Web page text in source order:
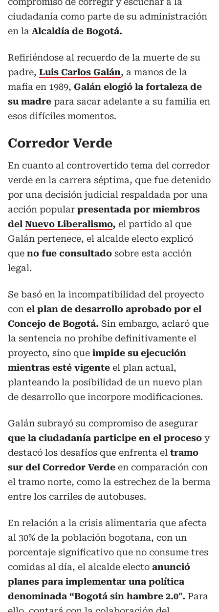
ciudadanía como parte de su administración
en la Alcaldía de Bogotá.
Refiriéndose al recuerdo de la muerte de su
padre, Luis Carlos Galán, a manos de la
mafia en 1989, Galán elogió la fortaleza de
su madre para sacar adelante a su familia en
esos difíciles momentos.
Corredor Verde
En cuanto al controvertido tema del corredor
verde en la carrera séptima, que fue detenido
por una decisión judicial respaldada por una
acción popular presentada por miembros
del Nuevo Liberalismo, el partido al que
Galán pertenece, el alcalde electo explicó
que no fue consultado sobre esta acción
legal.
Se basó en la incompatibilidad del proyecto
con el plan de desarrollo aprobado por el
Concejo de Bogotá. Sin embargo, aclaró que
la sentencia no prohíbe definitivamente el
proyecto, sino que impide su ejecución
mientras esté vigente el plan actual,
planteando la posibilidad de un nuevo plan
de desarrollo que incorpore modificaciones.
Galán subrayó su compromiso de asegurar
que la ciudadanía participe en el proceso y
destacó los desafíos que enfrenta el tramo
sur del Corredor Verde en comparación con
el tramo norte, como la estrechez de la berma
entre los carriles de autobuses.
En relación a la crisis alimentaria que afecta
al 30% de la población bogotana, con un
porcentaje significativo que no consume tres
comidas al día, el alcalde electo anunció
planes para implementar una política
denominada “Bogotá sin hambre 2.0″. Para